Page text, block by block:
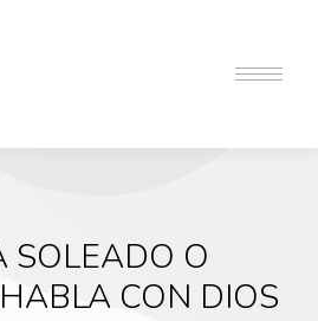
SOLEADO O
CON DIOS